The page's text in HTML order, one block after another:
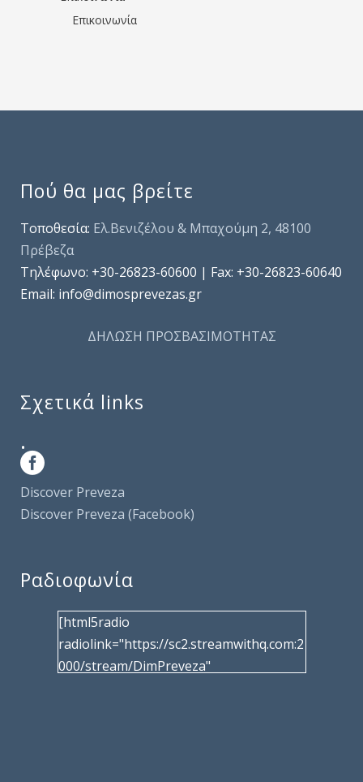
Επικοινωνία
Πού θα μας βρείτε
Τοποθεσία: Ελ.Βενιζέλου & Μπαχούμη 2, 48100
Πρέβεζα
Τηλέφωνo: +30-26823-60600 | Fax: +30-26823-60640
Email: info@dimosprevezas.gr
ΔΗΛΩΣΗ ΠΡΟΣΒΑΣΙΜΟΤΗΤΑΣ
Σχετικά links
.
Discover Preveza
Discover Preveza (Facebook)
Ραδιοφωνία
[html5radio
radiolink="https://sc2.streamwithq.com:2
000/stream/DimPreveza"